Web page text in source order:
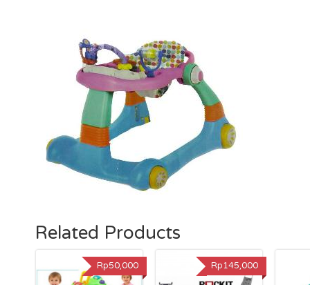
Related Products
Rp50,000 Rp145,000